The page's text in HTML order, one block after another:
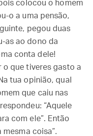
colocou o homem
o a uma pensão,
pegou duas
as ao dono da
conta dele!
o que tiveres gasto a
tua opinião, qual
que caiu nas
“Aquele
com ele”. Então
mesma coisa”.